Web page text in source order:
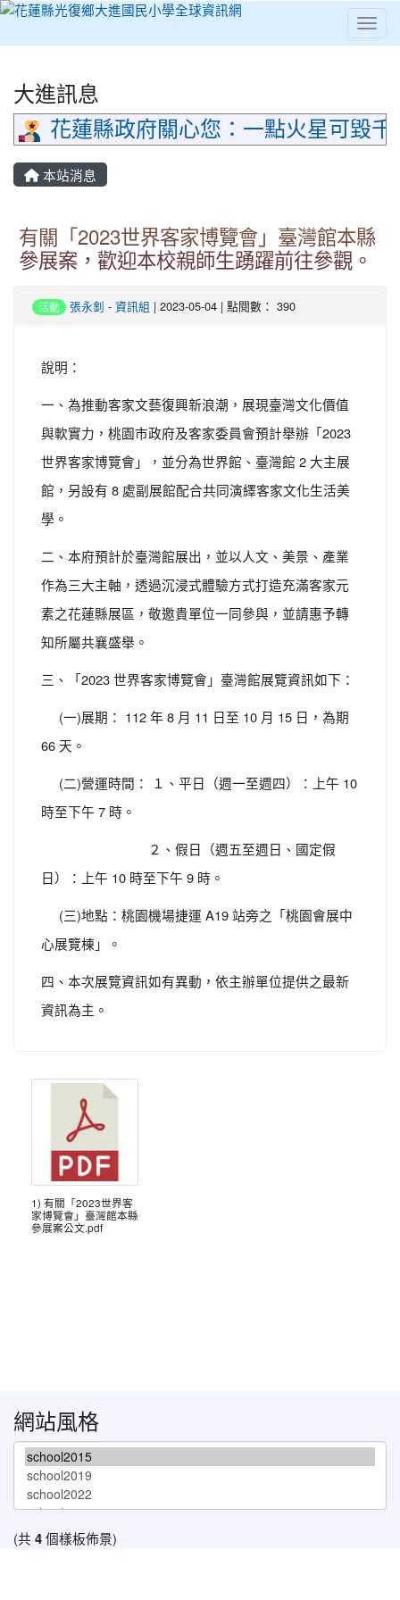
⏸
大進訊息
花蓮縣政府關心您：一點火星可毀
本站消息
有關「2023世界客家博覽會」臺灣館本縣
參展案，歡迎本校親師生踴躍前往參觀。
活動 張永釗 - 資訊組 | 2023-05-04 | 點閱數： 390
說明：
一、為推動客家文藝復興新浪潮，展現臺灣文化價值
與軟實力，桃園市政府及客家委員會預計舉辦「2023
世界客家博覽會」，並分為世界館、臺灣館 2 大主展
館，另設有 8 處副展館配合共同演繹客家文化生活美
學。
二、本府預計於臺灣館展出，並以人文、美景、產業
作為三大主軸，透過沉浸式體驗方式打造充滿客家元
素之花蓮縣展區，敬邀貴單位一同參與，並請惠予轉
知所屬共襄盛舉。
三、「2023 世界客家博覽會」臺灣館展覽資訊如下：
(一)展期： 112 年 8 月 11 日至 10 月 15 日，為期
66 天。
(二)營運時間： １、平日（週一至週四）：上午 10
時至下午 7 時。
２、假日（週五至週日、國定假
日）：上午 10 時至下午 9 時。
(三)地點：桃園機場捷運 A19 站旁之「桃園會展中
心展覽棟」。
四、本次展覽資訊如有異動，依主辦單位提供之最新
資訊為主。
1) 有關「2023世界客
家博覽會」臺灣館本縣
參展案公文.pdf
網站風格
(共 4個樣板佈景)